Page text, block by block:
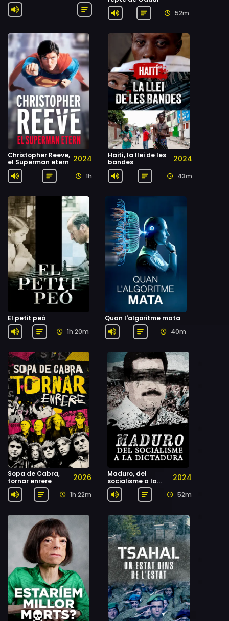
52m
Christopher Reeve,
el Superman etern 2024
1h
Haití, la llei de les
bandes
2024
43m
El petit peó
1h 20m
Quan l'algoritme mata
40m
Sopa de Cabra,
tornar enrere
2026
1h 22m
Maduro, del
socialisme a la
dictadura
2024
52m